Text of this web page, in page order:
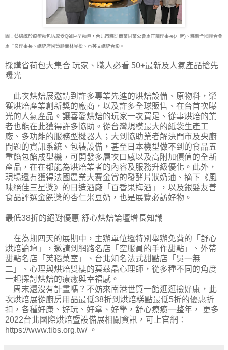
圖：蔡總統於療癒麵包坊感受Q彈巨型麵包，台北市糕餅商業同業公會周正訓理事長(左起)、糕餅全國聯合會
周子良理事長、總統府國策顧問林見松、蔡英文總統合影。
採購省荷包大集合 玩家、職人必看 50+最新及人氣產品搶先
曝光
此次烘焙展邀請到許多專業先進的烘焙設備、原物料，榮
獲烘焙產業創新獎的廠商，以及許多全球販售、在台首次曝
光的人氣產品。讓喜愛烘焙的玩家一次買足、從事烘焙的業
者也能在此獲得許多協助。從台灣規模最大的紙袋生產工
廠、多功能的服務型機器人；大到協助業者解決門市及央廚
問題的資訊系統、包裝設備，甚至日本機型做不到的食品五
重餡包餡成型機，可開發多層次口感以及高附加價值的全新
產品，在在都能為烘焙業者的內容及服務升級優化。此外，
現場還有獲得法國農業大賽金賞的發酵片狀奶油、摘下《風
味絕佳三星獎》的日造酒廠「百香果梅酒」，以及銀髮友善
食品評選金饌獎的杏仁米豆奶，也是展覽必訪好物。
最低38折的絕對優惠 舒心烘焙論壇增長知識
在為期四天的展期中，主辦單位還特別舉辦免費的「舒心
烘焙論壇」，邀請到網路名店「空服員的手作甜點」、外帶
甜點名店「芙稻菓室」、台北知名法式甜點店「吳一無
二」、心理與烘焙雙棲的莫茲晶心理師，從多種不同的角度
一起探討烘焙的療癒與幸福感。
周末還沒有計畫嗎？不妨來南港世貿一館逛逛撿好康，此
次烘焙展從廚房用品最低38折到烘焙糕點最低5折的優惠折
扣，各種好康、好玩、好拿、好學，舒心療癒一整年， 更多
2022台北國際烘焙暨設備展相關資訊，可上官網：
https://www.tibs.org.tw/ 。